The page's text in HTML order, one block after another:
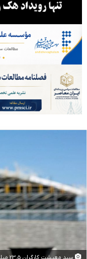
سبد معیشت کارگران 23.5 میلیون تومان